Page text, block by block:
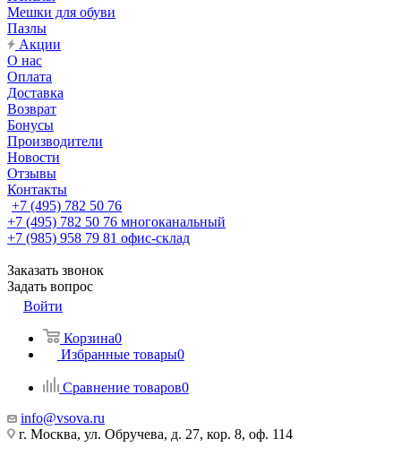
Мешки для обуви
Пазлы
Акции
О нас
Оплата
Доставка
Возврат
Бонусы
Производители
Новости
Отзывы
Контакты
+7 (495) 782 50 76
+7 (495) 782 50 76 многоканальный
+7 (985) 958 79 81 офис-склад
Заказать звонок
Задать вопрос
Войти
Корзина0
Избранные товары0
Сравнение товаров0
info@vsova.ru
г. Москва, ул. Обручева, д. 27, кор. 8, оф. 114